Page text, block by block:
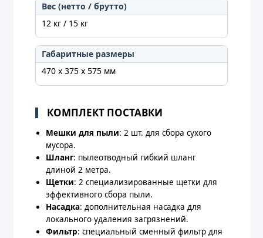
Вес (нетто / брутто)
12 кг / 15 кг
Габаритные размеры
470 х 375 х 575 мм
КОМПЛЕКТ ПОСТАВКИ
Мешки для пыли: 2 шт. для сбора сухого
мусора.
Шланг: пылеотводный гибкий шланг
длиной 2 метра.
Щетки: 2 специализированные щетки для
эффективного сбора пыли.
Насадка: дополнительная насадка для
локального удаления загрязнений.
Фильтр: специальный сменный фильтр для